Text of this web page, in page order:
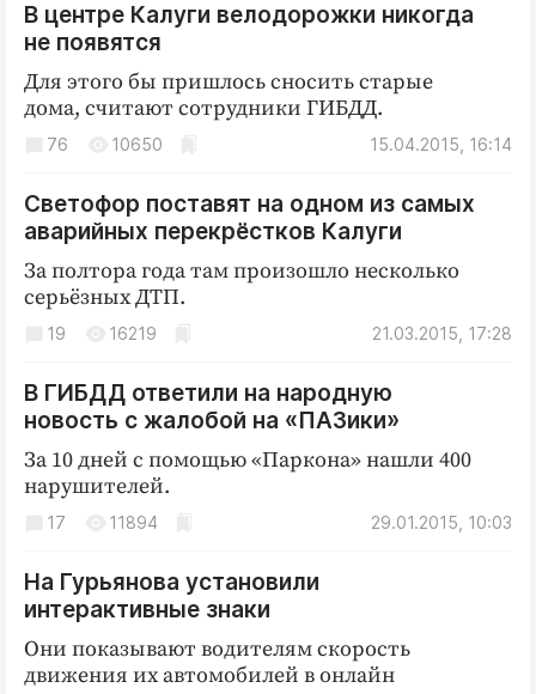
В центре Калуги велодорожки никогда
не появятся
Для этого бы пришлось сносить старые
дома, считают сотрудники ГИБДД.
15.04.2015, 16:14
76 10650
Светофор поставят на одном из самых
аварийных перекрёстков Калуги
За полтора года там произошло несколько
серьёзных ДТП.
21.03.2015, 17:28
19 16219
В ГИБДД ответили на народную
новость с жалобой на «ПАЗики»
За 10 дней с помощью «Паркона» нашли 400
нарушителей.
29.01.2015, 10:03
17 11894
На Гурьянова установили
интерактивные знаки
Они показывают водителям скорость
движения их автомобилей в онлайн